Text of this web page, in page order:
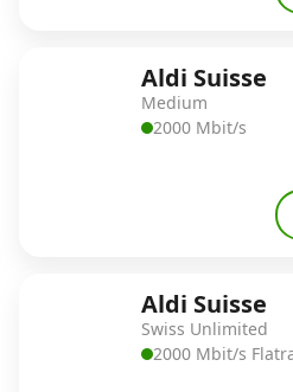
Aldi Suisse
Medium
2000 Mbit/s
Aldi Suisse
Swiss Unlimited
2000 Mbit/s